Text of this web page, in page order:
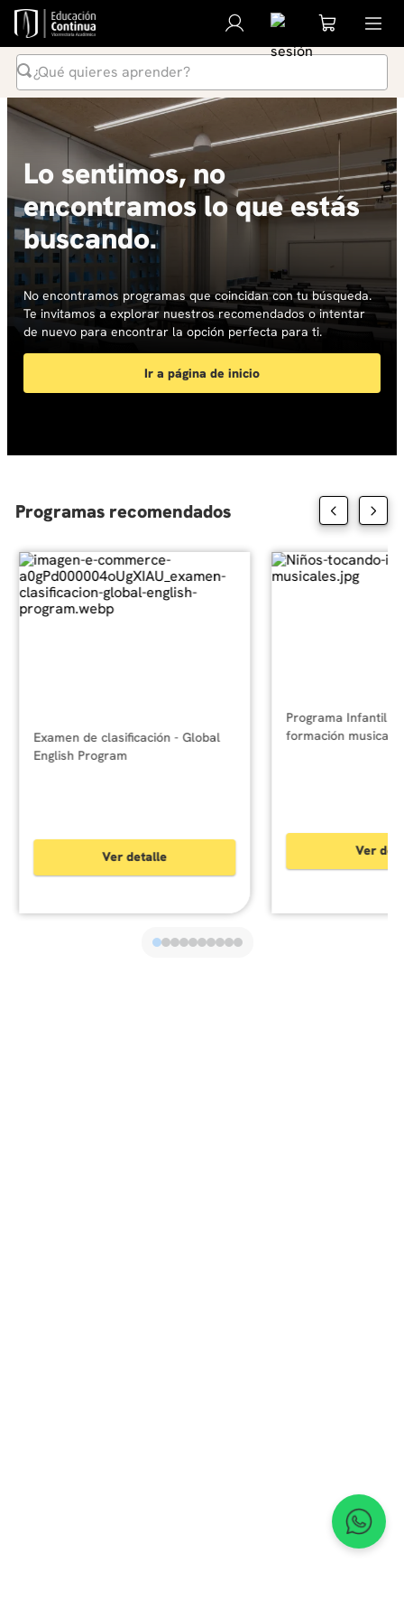
¿Qué quieres aprender?
Lo sentimos, no
encontramos lo que estás
buscando.
No encontramos programas que coincidan con tu búsqueda.
Te invitamos a explorar nuestros recomendados o intentar
de nuevo para encontrar la opción perfecta para ti.
Ir a página de inicio
Programas recomendados
Examen de clasificación - Global
English Program
Ver detalle
Programa Infantil y
formación musical
Ver
Términos Más Buscados
inteligencia artificial
.
ia
3.
4.
diplomado
5.
global english program
.
liderazgo
.
inglés
8.
datos
9